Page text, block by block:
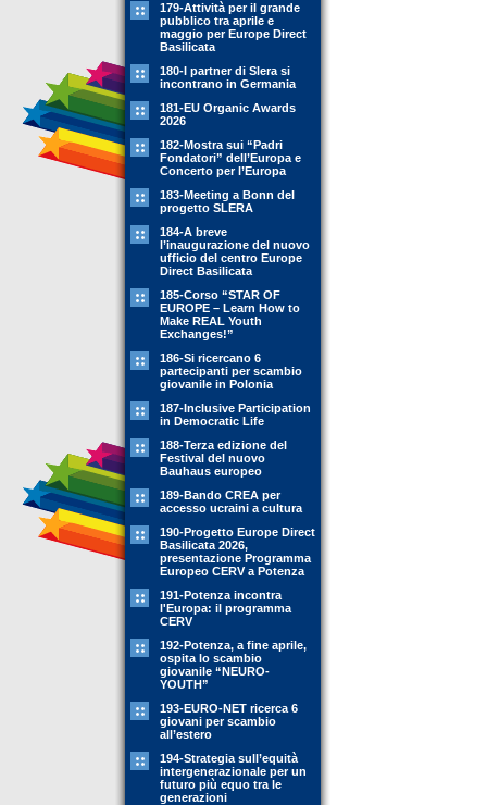
179-Attività per il grande
pubblico tra aprile e
maggio per Europe Direct
Basilicata
180-I partner di Slera si
incontrano in Germania
181-EU Organic Awards
2026
182-Mostra sui “Padri
Fondatori” dell’Europa e
Concerto per l’Europa
183-Meeting a Bonn del
progetto SLERA
184-A breve
l’inaugurazione del nuovo
ufficio del centro Europe
Direct Basilicata
185-Corso “STAR OF
EUROPE – Learn How to
Make REAL Youth
Exchanges!”
186-Si ricercano 6
partecipanti per scambio
giovanile in Polonia
187-Inclusive Participation
in Democratic Life
188-Terza edizione del
Festival del nuovo
Bauhaus europeo
189-Bando CREA per
accesso ucraini a cultura
190-Progetto Europe Direct
Basilicata 2026,
presentazione Programma
Europeo CERV a Potenza
191-Potenza incontra
l'Europa: il programma
CERV
192-Potenza, a fine aprile,
ospita lo scambio
giovanile “NEURO-
YOUTH”
193-EURO-NET ricerca 6
giovani per scambio
all’estero
194-Strategia sull’equità
intergenerazionale per un
futuro più equo tra le
generazioni